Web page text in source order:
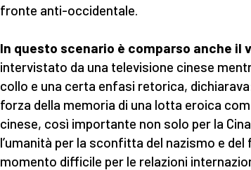
fronte anti-occidentale.
In questo scenario è comparso anche il
intervistato da una televisione cinese
collo e una certa enfasi retorica,
forza della memoria di una lotta eroica
cinese, così importante non solo per la
l’umanità per la sconfitta del nazismo e
momento difficile per le relazioni